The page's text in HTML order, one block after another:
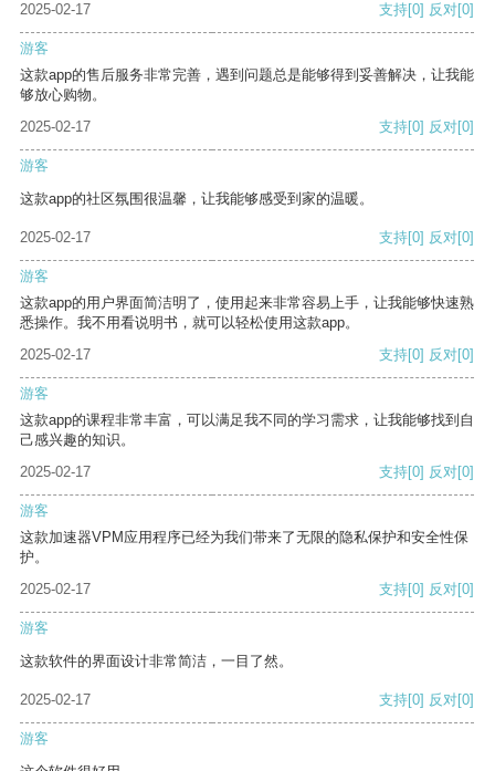
2025-02-17 支持[0] 反对[0]
游客
这款app的售后服务非常完善，遇到问题总是能够得到妥善解决，让我能
够放心购物。
2025-02-17
支持[0] 反对[0]
游客
这款app的社区氛围很温馨，让我能够感受到家的温暖。
2025-02-17 支持[0] 反对[0]
游客
这款app的用户界面简洁明了，使用起来非常容易上手，让我能够快速熟
悉操作。我不用看说明书，就可以轻松使用这款app。
2025-02-17
支持[0] 反对[0]
游客
这款app的课程非常丰富，可以满足我不同的学习需求，让我能够找到自
己感兴趣的知识。
2025-02-17
支持[0] 反对[0]
游客
这款加速器VPM应用程序已经为我们带来了无限的隐私保护和安全性保
护。
2025-02-17
支持[0] 反对[0]
游客
这款软件的界面设计非常简洁，一目了然。
2025-02-17 支持[0] 反对[0]
游客